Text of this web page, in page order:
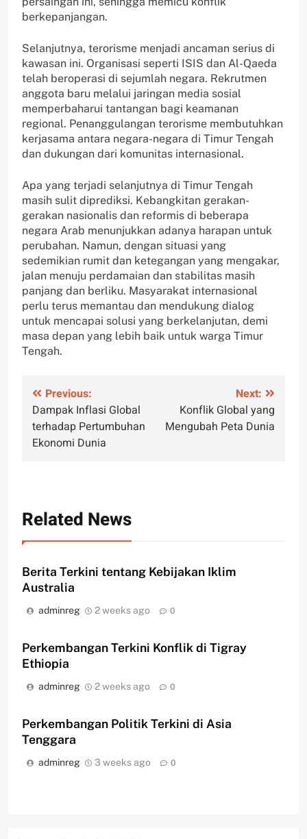
berkepanjangan.
Selanjutnya, terorisme menjadi ancaman serius di
kawasan ini. Organisasi seperti ISIS dan Al-Qaeda
telah beroperasi di sejumlah negara. Rekrutmen
anggota baru melalui jaringan media sosial
memperbaharui tantangan bagi keamanan
regional. Penanggulangan terorisme membutuhkan
kerjasama antara negara-negara di Timur Tengah
dan dukungan dari komunitas internasional.
Apa yang terjadi selanjutnya di Timur Tengah
masih sulit diprediksi. Kebangkitan gerakan-
gerakan nasionalis dan reformis di beberapa
negara Arab menunjukkan adanya harapan untuk
perubahan. Namun, dengan situasi yang
sedemikian rumit dan ketegangan yang mengakar,
jalan menuju perdamaian dan stabilitas masih
panjang dan berliku. Masyarakat internasional
perlu terus memantau dan mendukung dialog
untuk mencapai solusi yang berkelanjutan, demi
masa depan yang lebih baik untuk warga Timur
Tengah.
Post
navigation
Previous:
Dampak Inflasi Global
terhadap Pertumbuhan
Ekonomi Dunia
Next:
Konflik Global yang
Mengubah Peta Dunia
Related News
Berita Terkini tentang Kebijakan Iklim
Australia
adminreg 2 weeks ago 0
Perkembangan Terkini Konflik di Tigray
Ethiopia
adminreg 2 weeks ago 0
Perkembangan Politik Terkini di Asia
Tenggara
adminreg 3 weeks ago 0